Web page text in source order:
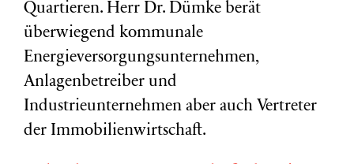
Quartieren. Herr Dr. Dümke berät
überwiegend kommunale
Energieversorgungsunternehmen,
Anlagenbetreiber und
Industrieunternehmen aber auch Vertreter
der Immobilienwirtschaft.